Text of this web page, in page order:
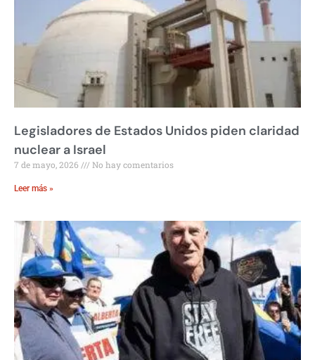
Legisladores de Estados Unidos piden claridad
nuclear a Israel
7 de mayo, 2026 No hay comentarios
Leer más »